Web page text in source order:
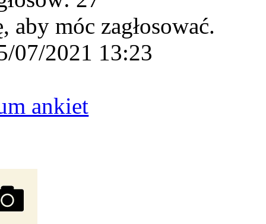
aby móc zagłosować.
07/2021 13:23
ankiet